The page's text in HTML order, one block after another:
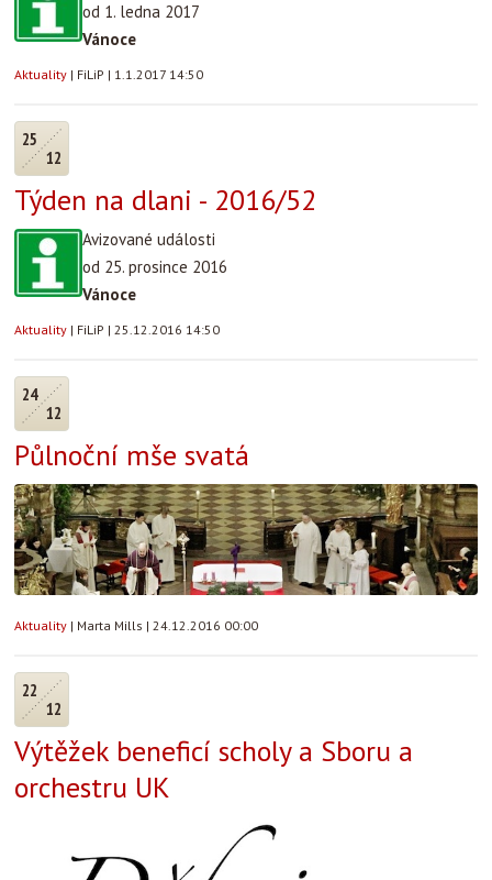
od 1. ledna 2017
Vánoce
Aktuality | FiLiP | 1.1.2017 14:50
25
12
Týden na dlani - 2016/52
Avizované události
od 25. prosince 2016
Vánoce
Aktuality | FiLiP | 25.12.2016 14:50
24
12
Půlnoční mše svatá
Aktuality | Marta Mills | 24.12.2016 00:00
22
12
Výtěžek beneficí scholy a Sboru a
orchestru UK